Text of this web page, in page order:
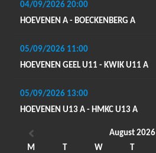
04/09/2026 20:00
HOEVENEN A - BOECKENBERG A
05/09/2026 11:00
HOEVENEN GEEL U11 - KWIK U11 A
05/09/2026 13:00
HOEVENEN U13 A - HMKC U13 A
August 2026
M
T W T